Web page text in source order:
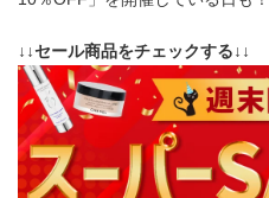
↓↓セール商品をチェックする↓↓